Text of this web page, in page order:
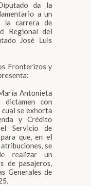
da la
a un
la carrera de
Regional del
José Luis
Fronterizos y
Antonieta
dictamen con
se exhorta
y Crédito
Servicio de
que, en el
se
realizar un
de pasajeros,
Generales de